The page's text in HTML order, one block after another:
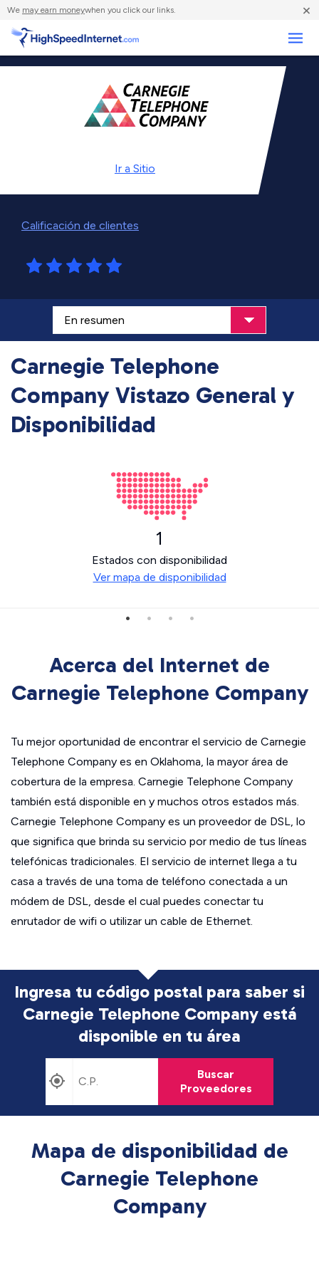
We may earn moneywhen you click our links. ×
Ir a Sitio
Calificación de clientes
Carnegie Telephone
Company Vistazo General y
Disponibilidad
1
Estados con disponibilidad
Ver mapa de disponibilidad
Acerca del Internet de
Carnegie Telephone Company
Tu mejor oportunidad de encontrar el servicio de Carnegie
Telephone Company es en Oklahoma, la mayor área de
cobertura de la empresa. Carnegie Telephone Company
también está disponible en y muchos otros estados más.
Carnegie Telephone Company es un proveedor de DSL, lo
que significa que brinda su servicio por medio de tus líneas
telefónicas tradicionales. El servicio de internet llega a tu
casa a través de una toma de teléfono conectada a un
módem de DSL, desde el cual puedes conectar tu
enrutador de wifi o utilizar un cable de Ethernet.
Ingresa tu código postal para saber si
Carnegie Telephone Company está
disponible en tu área
Buscar
Proveedores
Mapa de disponibilidad de
Carnegie Telephone
Company